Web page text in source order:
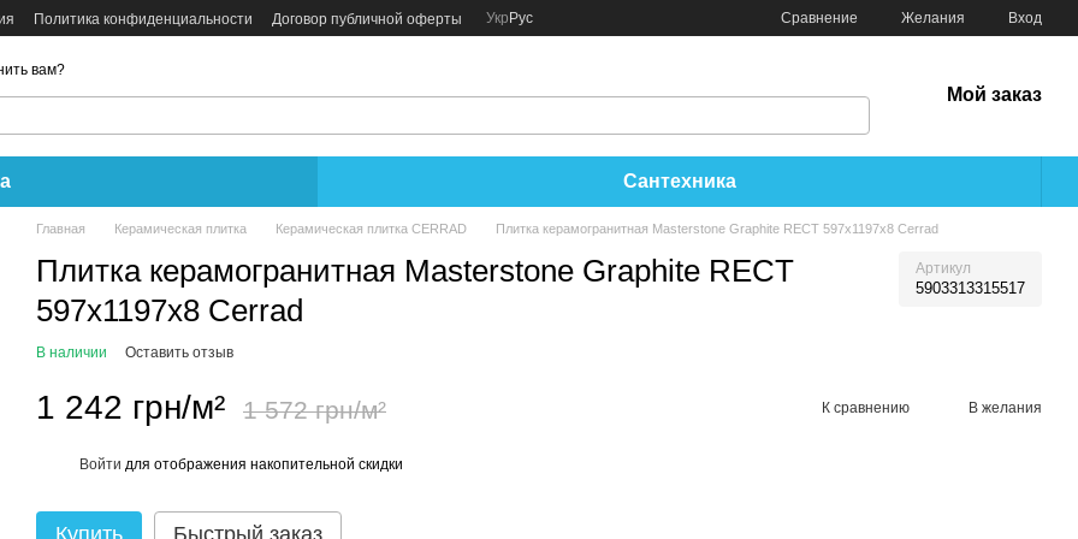
Политика конфиденциальности Договор публичной оферты Укр Рус Сравнение Желания Вход
вам?
Мой заказ
Сантехника
Главная Керамическая плитка Керамическая плитка CERRAD Плитка керамогранитная Masterstone Graphite RECT 597x1197x8 Cerrad
Плитка керамогранитная Masterstone Graphite RECT
597x1197x8 Cerrad
Артикул
5903313315517
В наличии Оставить отзыв
1 242 грн/м² 1 572 грн/м² К сравнению В желания
Войти для отображения накопительной скидки
Купить Быстрый заказ